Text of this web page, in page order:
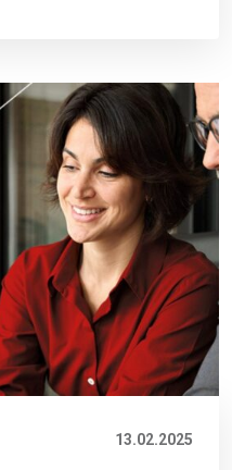
13.02.2025